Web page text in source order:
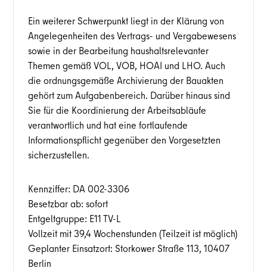
Ein weiterer Schwerpunkt liegt in der Klärung von
Angelegenheiten des Vertrags- und Vergabewesens
sowie in der Bearbeitung haushaltsrelevanter
Themen gemäß VOL, VOB, HOAI und LHO. Auch
die ordnungsgemäße Archivierung der Bauakten
gehört zum Aufgabenbereich. Darüber hinaus sind
Sie für die Koordinierung der Arbeitsabläufe
verantwortlich und hat eine fortlaufende
Informationspflicht gegenüber den Vorgesetzten
sicherzustellen.
Kennziffer: DA 002-3306
Besetzbar ab: sofort
Entgeltgruppe: E11 TV-L
Vollzeit mit 39,4 Wochenstunden (Teilzeit ist möglich)
Geplanter Einsatzort: Storkower Straße 113, 10407
Berlin